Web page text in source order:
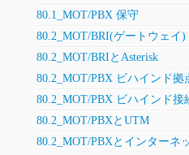
80.1_MOT/PBX 保守
80.2_MOT/BRI(ゲートウェイ)
80.2_MOT/BRIとAsterisk
80.2_MOT/PBX ビハインド拠
80.2_MOT/PBX ビハインド接
80.2_MOT/PBXとUTM
80.2_MOT/PBXとインターネ